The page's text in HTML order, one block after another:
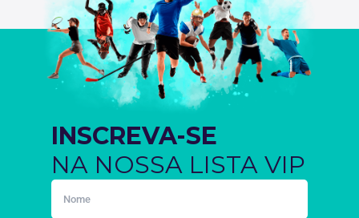
INSCREVA-SE
NA NOSSA LISTA VIP